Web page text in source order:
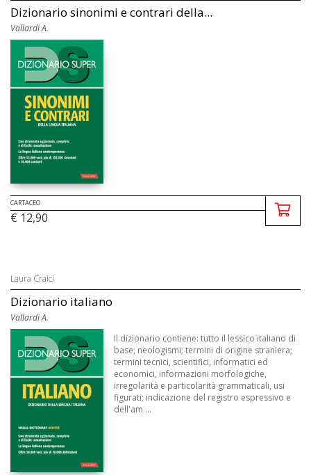
Dizionario sinonimi e contrari della...
Vallardi A.
CARTACEO
€ 12,90
Laura Craici
Dizionario italiano
Vallardi A.
Il dizionario contiene: tutto il lessico italiano di
base; neologismi; termini di origine straniera;
termini tecnici, scientifici, informatici ed
economici, informazioni morfologiche,
irregolarità e particolarità grammaticali, usi
figurati; indicazione del registro espressivo e
dell'am ...